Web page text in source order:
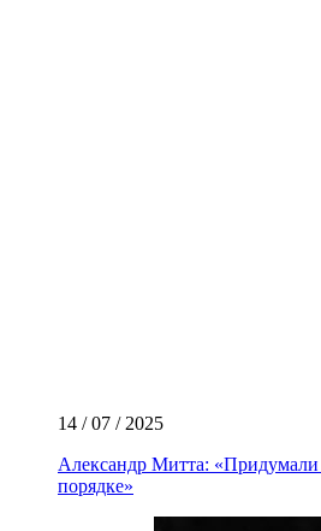
14 / 07 / 2025
Александр Митта:
порядке»